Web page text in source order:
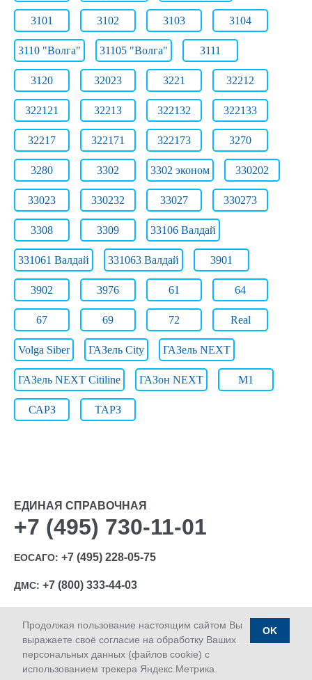
3101 3102 3103 3104
3110 "Волга" 31105 "Волга" 3111
3120 32023 3221 32212
322121 32213 322132 322133
32217 322171 322173 3270
3280 3302 3302 эконом 330202
33023 330232 33027 330273
3308 3309 33106 Валдай
331061 Валдай 331063 Валдай 3901
3902 3976 61 64
67 69 72 Real
Volga Siber ГАЗель City ГАЗель NEXT
ГАЗель NEXT Citiline ГАЗон NEXT М1
САРЗ ТАРЗ
Продолжая пользование настоящим сайтом Вы
выражаете своё согласие на обработку Ваших
персональных данных (файлов cookie) с
использованием трекера Яндекс.Метрика.
OK
ЕДИНАЯ СПРАВОЧНАЯ
+7 (495) 730-11-01
ЕОСАГО: +7 (495) 228-05-75
ДМС: +7 (800) 333-44-03
Ⓒ 1992-2026 АО «МАКС»